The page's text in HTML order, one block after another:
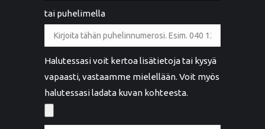
tai puhelimella
Halutessasi voit kertoa lisätietoja tai kysyä
vapaasti, vastaamme mielellään. Voit myös
halutessasi ladata kuvan kohteesta.